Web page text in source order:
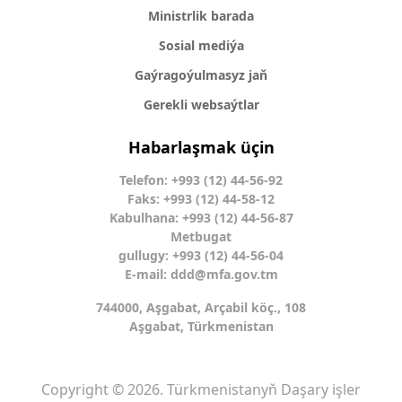
Ministrlik barada
Sosial mediýa
Gaýragoýulmasyz jaň
Gerekli websaýtlar
Habarlaşmak üçin
Telefon: +993 (12) 44-56-92
Faks: +993 (12) 44-58-12
Kabulhana: +993 (12) 44-56-87
Metbugat
gullugy: +993 (12) 44-56-04
E-mail: ddd@mfa.gov.tm
744000, Aşgabat, Arçabil köç., 108
Aşgabat, Türkmenistan
Copyright © 2026. Türkmenistanyň Daşary işler